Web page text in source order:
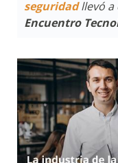
seguridadllevó a
Encuentro
superando las